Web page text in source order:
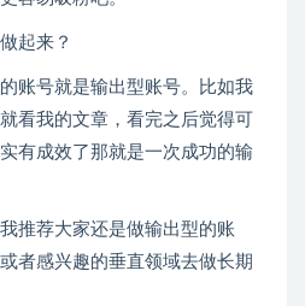
起来？
账号就是输出型账号。比如我
看我的文章，看完之后觉得可
有成效了那就是一次成功的输
推荐大家还是做输出型的账
者感兴趣的垂直领域去做长期